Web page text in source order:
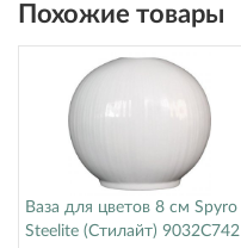
Похожие товары
Ваза для цветов 8 см Spyro
Steelite (Стилайт) 9032C742